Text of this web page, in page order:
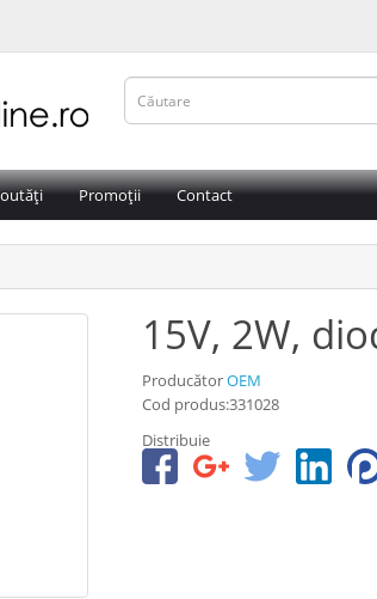
Promoții Contact
15V, 2W,
ProducătorOEM
Cod produs:331028
Distribuie